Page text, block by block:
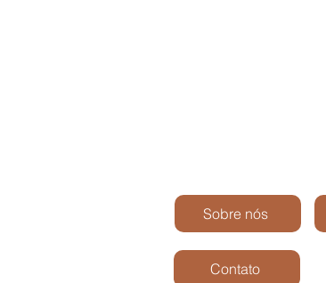
Sobre nós
Contato